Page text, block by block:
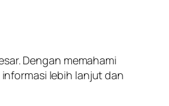
Dengan memahami
lebih lanjut dan